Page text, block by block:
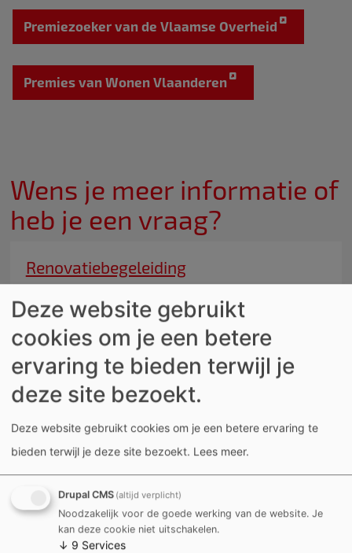
Premiezoeker van de Vlaamse Overheid
Premies van Wonen Vlaanderen
Wens je meer informatie of
heb je een vraag?
Renovatiebegeleiding
Leiestraat 21
België
056 27 72 00
Externe inhoud van
Deze website gebruikt
cookies om je een betere
ervaring te bieden terwijl je
deze site bezoekt.
Deze website gebruikt cookies om je een betere ervaring te
bieden terwijl je deze site bezoekt. Lees meer.
Drupal CMS (altijd verplicht)
Noodzakelijk voor de goede werking van de website. Je
kan deze cookie niet uitschakelen.
↓ 9 Services